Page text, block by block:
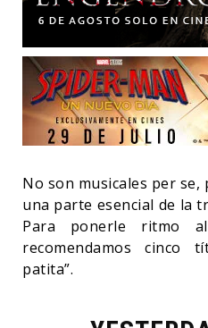
No son musicales per
una parte esencial de la
Para ponerle ritmo
recomendamos cinco
patita”.